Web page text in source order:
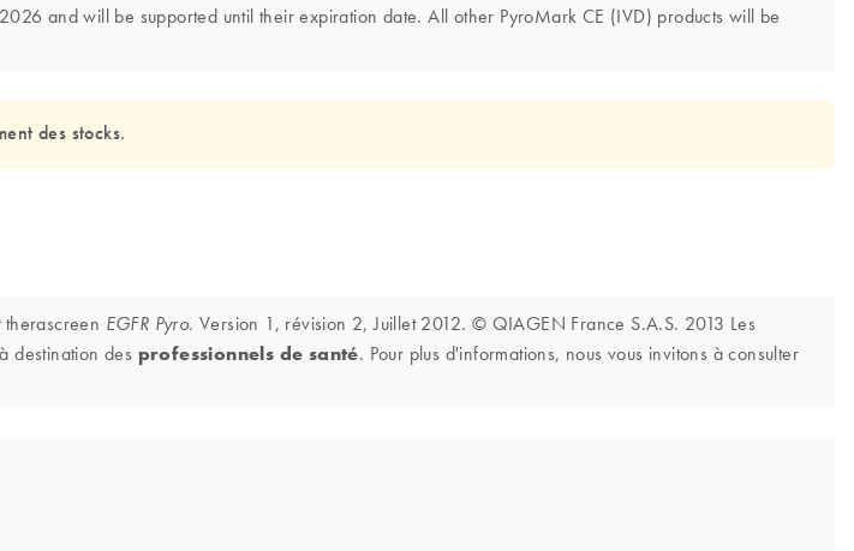
and will be supported until their expiration date. All other PyroMark CE (IVD) products will be
des stocks.
therascreen EGFR Pyro. Version 1, révision 2, Juillet 2012. © QIAGEN France S.A.S. 2013 Les
destination des professionnels de santé. Pour plus d'informations, nous vous invitons à consulter